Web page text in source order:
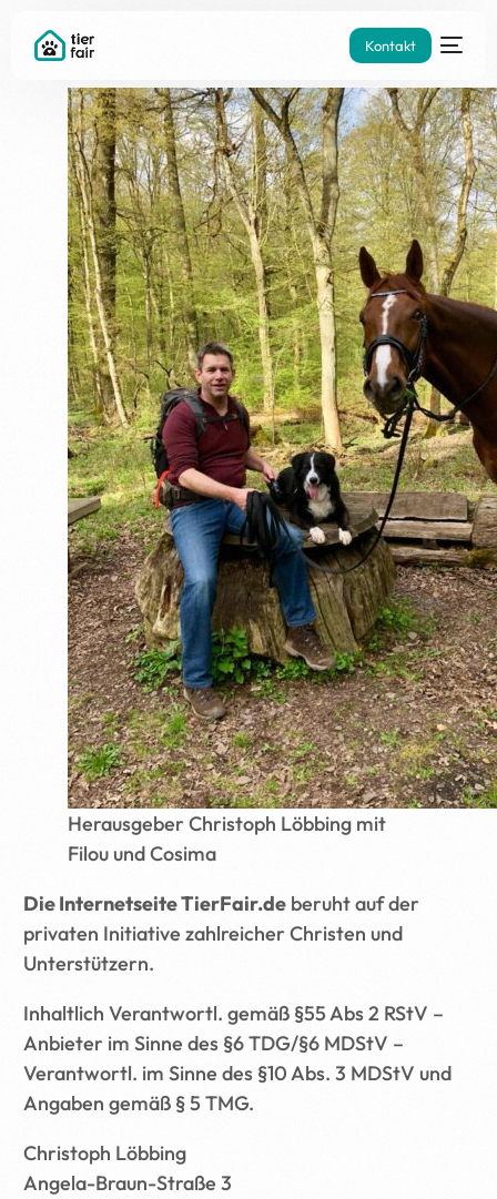
Kontakt
Impressum
Herausgeber Christoph Löbbing mit
Filou und Cosima
Die Internetseite TierFair.de beruht auf der
privaten Initiative zahlreicher Christen und
Unterstützern.
Inhaltlich Verantwortl. gemäß §55 Abs 2 RStV –
Anbieter im Sinne des §6 TDG/§6 MDStV –
Verantwortl. im Sinne des §10 Abs. 3 MDStV und
Angaben gemäß § 5 TMG.
Christoph Löbbing
Angela-Braun-Straße 3